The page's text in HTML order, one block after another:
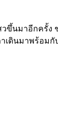
ขึ้นมาอีกครั้ง
เดินมาพร้อมกั